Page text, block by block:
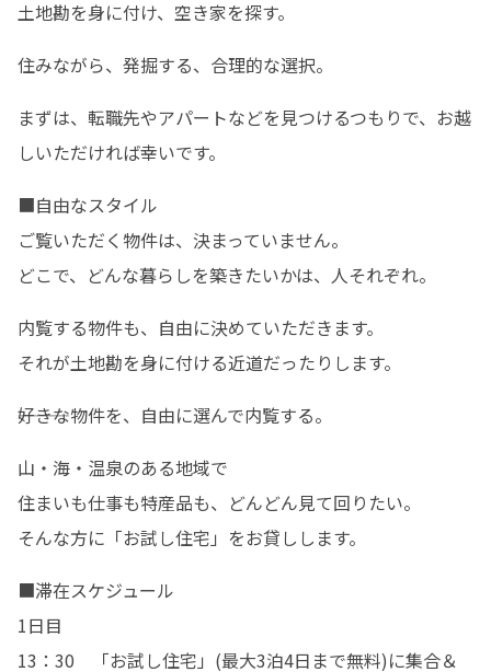
土地勘を身に付け、空き家を探す。
住みながら、発掘する、合理的な選択。
まずは、転職先やアパートなどを見つけるつもりで、お越
しいただければ幸いです。
■自由なスタイル
ご覧いただく物件は、決まっていません。
どこで、どんな暮らしを築きたいかは、人それぞれ。
内覧する物件も、自由に決めていただきます。
それが土地勘を身に付ける近道だったりします。
―――好きな物件を、自由に選んで内覧する。
山・海・温泉のある地域で
住まいも仕事も特産品も、どんどん見て回りたい。
そんな方に「お試し住宅」をお貸しします。
■滞在スケジュール
1日目
13：30　「お試し住宅」(最大3泊4日まで無料)に集合＆